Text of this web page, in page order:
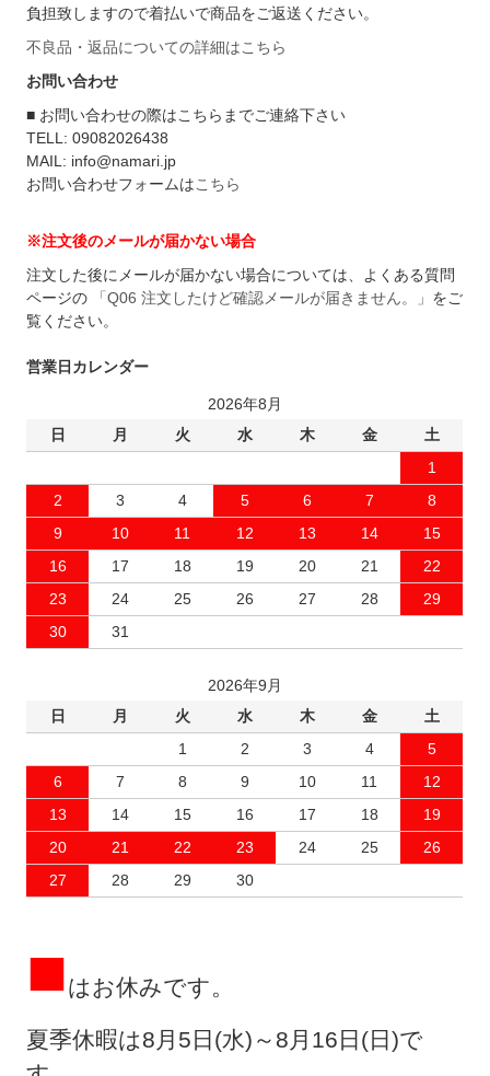
負担致しますので着払いで商品をご返送ください。
不良品・返品についての詳細はこちら
お問い合わせ
■ お問い合わせの際はこちらまでご連絡下さい
TELL: 09082026438
MAIL: info@namari.jp
お問い合わせフォームはこちら
※注文後のメールが届かない場合
注文した後にメールが届かない場合については、よくある質問
ページの
「Q06 注文したけど確認メールが届きません。」 をご
覧ください。
営業日カレンダー
2026年8月
日
月 火 水 木 金
土
1
2
3 4 5 6 7
8
9
10 11 12 13 14
15
16
17 18 19 20 21
22
23
24 25 26 27 28
29
30
31
2026年9月
日
月 火 水 木 金
土
1
2 3 4
5
6
7 8 9 10 11
12
13
14 15 16 17 18
19
20
21 22 23 24 25
26
27
28 29 30
■はお休みです。
夏季休暇は8月5日(水)～8月16日(日)で